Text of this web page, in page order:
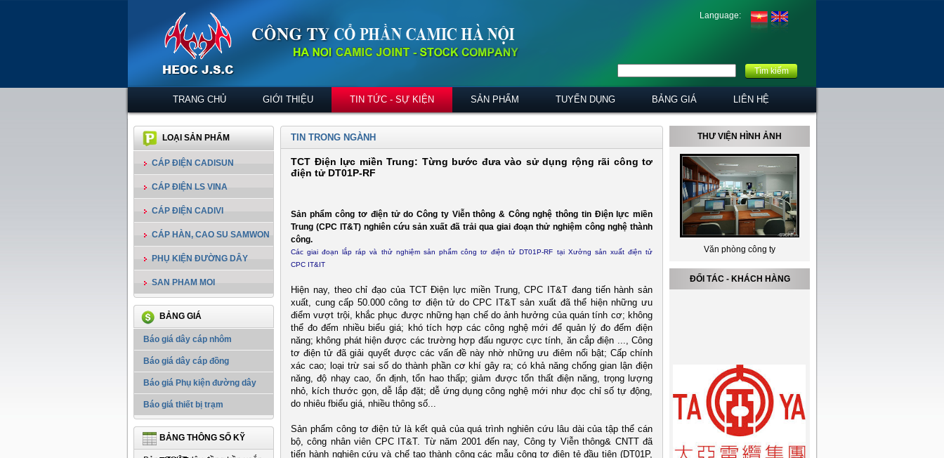
Language:
Tìm kiếm
TRANG CHỦ GIỚI THIỆU TIN TỨC - SỰ KIỆN SẢN PHẨM TUYỂN DỤNG BẢNG GIÁ LIÊN HỆ
LOẠI SẢN PHẨM
CÁP ĐIỆN CADISUN
CÁP ĐIỆN LS VINA
CÁP ĐIỆN CADIVI
CÁP HÀN, CAO SU SAMWON
PHỤ KIỆN ĐƯỜNG DÂY
SAN PHAM MOI
BẢNG GIÁ
Báo giá dây cáp nhôm
Báo giá dây cáp đồng
Báo giá Phụ kiện đường dây
Báo giá thiết bị trạm
BẢNG THÔNG SỐ KỸ
TIN TRONG NGÀNH
TCT Điện lực miền Trung: Từng bước đưa vào sử dụng rộng rãi công tơ
điện tử DT01P-RF
Sản phẩm công tơ điện tử do Công ty Viễn thông & Công nghệ thông tin Điện lực miền
Trung (CPC IT&T) nghiên cứu sản xuất đã trải qua giai đoạn thử nghiệm công nghệ thành
công.
Các giai đoạn lắp ráp và thử nghiệm sản phẩm công tơ điện tử DT01P-RF tại Xưởng sản xuất điện tử
CPC IT&IT
Hiện nay, theo chỉ đạo của TCT Điện lực miền Trung, CPC IT&T đang tiến hành sản
xuất, cung cấp 50.000 công tơ điện tử do CPC IT&T sản xuất đã thể hiện những ưu
điểm vượt trội, khắc phục được những hạn chế do ảnh hưởng của quán tính cơ; không
thể đo đếm nhiều biểu giá; khó tích hợp các công nghệ mới để quản lý đo đếm điện
năng; không phát hiện được các trường hợp đấu ngược cực tính, ăn cắp điện ..., Công
tơ điện tử đã giải quyết được các vấn đề này nhờ những ưu điêm nổi bật; Cấp chính
xác cao; loại trừ sai số do thành phần cơ khí gây ra; có khả năng chống gian lận điện
năng, độ nhạy cao, ổn định, tổn hao thấp; giảm được tổn thất điện năng, trọng lượng
nhỏ, kích thước gọn, dễ lắp đặt; dễ ứng dụng công nghệ mới như đọc chỉ số tự động,
do nhiêu fbiểu giá, nhiều thông số...
Sản phẩm công tơ điện tử là kết quả của quá trình nghiên cứu lâu dài của tập thể cán
bộ, công nhân viên CPC IT&T. Từ năm 2001 đến nay, Công ty Viễn thông& CNTT đã
tiến hành nghiên cứu và chế tạo thành công các mẫu công tơ điện tẻ đầu tiên (DT01P,
THƯ VIỆN HÌNH ẢNH
Văn phòng công ty
Bộ phận sản xuât
ĐỐI TÁC - KHÁCH HÀNG